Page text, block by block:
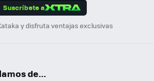
Suscríbete a
y disfruta ventajas exclusivas
de...